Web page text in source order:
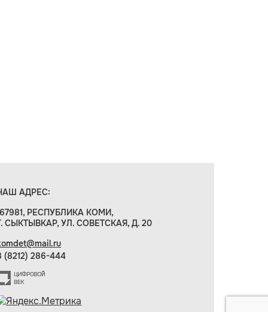
АДРЕС:
РЕСПУБЛИКА КОМИ,
СЫКТЫВКАР, УЛ. СОВЕТСКАЯ, Д. 20
(8212) 286-444